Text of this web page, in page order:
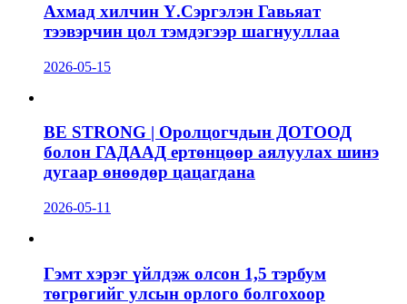
Ахмад хилчин Ү.Сэргэлэн Гавьяат
тээвэрчин цол тэмдэгээр шагнууллаа
2026-05-15
BE STRONG | Оролцогчдын ДОТООД
болон ГАДААД ертөнцөөр аялуулах шинэ
дугаар өнөөдөр цацагдана
2026-05-11
Гэмт хэрэг үйлдэж олсон 1,5 тэрбум
төгрөгийг улсын орлого болгохоор